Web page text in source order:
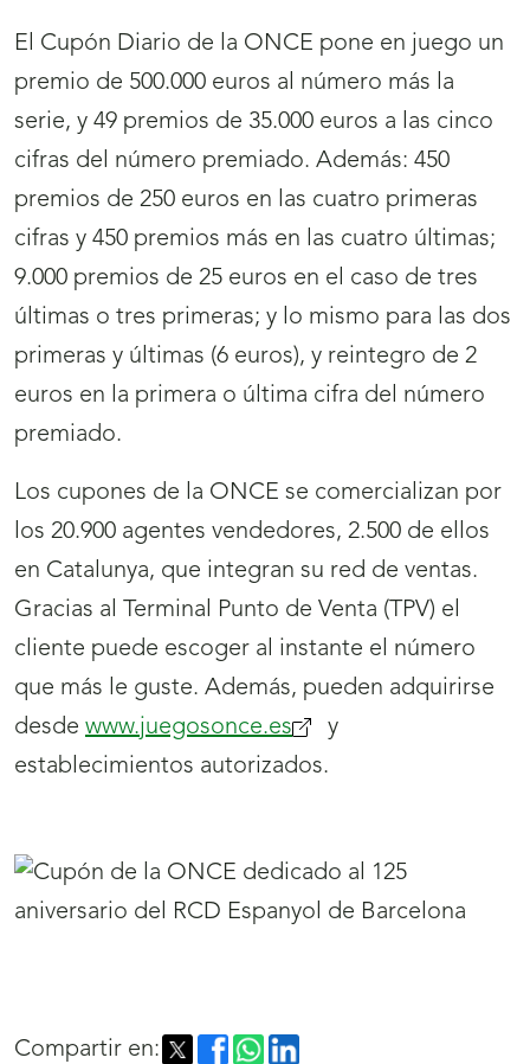
El Cupón Diario de la ONCE pone en juego un
premio de 500.000 euros al número más la
serie, y 49 premios de 35.000 euros a las cinco
cifras del número premiado. Además: 450
premios de 250 euros en las cuatro primeras
cifras y 450 premios más en las cuatro últimas;
9.000 premios de 25 euros en el caso de tres
últimas o tres primeras; y lo mismo para las dos
primeras y últimas (6 euros), y reintegro de 2
euros en la primera o última cifra del número
premiado.
Los cupones de la ONCE se comercializan por
los 20.900 agentes vendedores, 2.500 de ellos
en Catalunya, que integran su red de ventas.
Gracias al Terminal Punto de Venta (TPV) el
cliente puede escoger al instante el número
que más le guste. Además, pueden adquirirse
desde www.juegosonce.es(se
abrirá
y
establecimientos autorizados.
Compartir en: